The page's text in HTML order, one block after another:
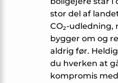
stor del af
CO₂-udledning,
bygger om og
aldrig før.
du hverken at
kompromis